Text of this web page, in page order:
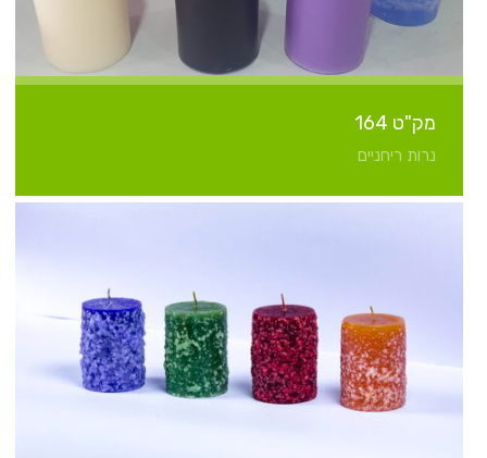
מק"ט 164
נרות ריחניים